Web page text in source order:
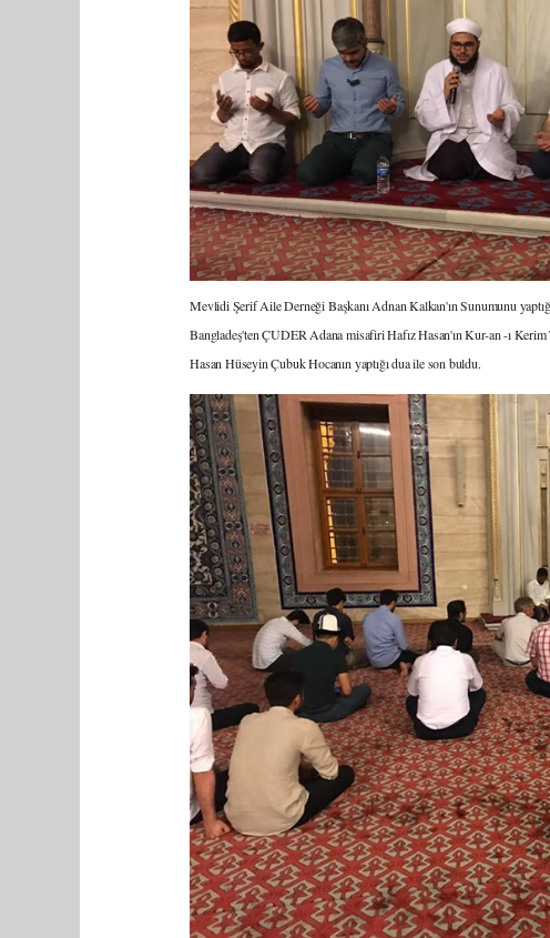
Mevlidi Şerif Aile Derneği Başkanı Adnan Kalkan'ın Sunumunu
Bangladeş'ten ÇUDER Adana misafiri Hafız Hasan'ın Kur-an -ı
Hasan Hüseyin Çubuk Hocanın yaptığı dua ile son buldu.